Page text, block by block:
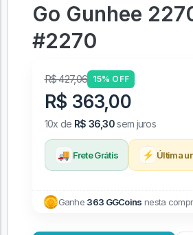
Go Gunhee
#2270
R$ 427,06 15% OFF
R$ 363,00
10x de R$ 36,30sem juros
🚚 Frete Grátis ⚡ Última
Ganhe 363 GGCoins nesta